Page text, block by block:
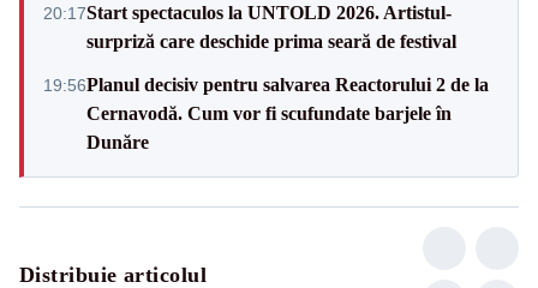
20:17Start spectaculos la UNTOLD 2026. Artistul-
surpriză care deschide prima seară de festival
19:56Planul decisiv pentru salvarea Reactorului 2 de la
Cernavodă. Cum vor fi scufundate barjele în
Dunăre
Distribuie articolul